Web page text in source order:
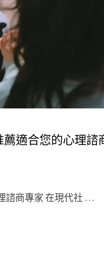
適合您的心理諮
諮商專家 在現代社 …